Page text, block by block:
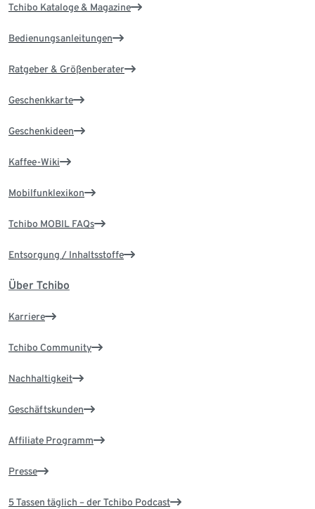
Tchibo Kataloge & Magazine
Bedienungsanleitungen
Ratgeber & Größenberater
Geschenkkarte
Geschenkideen
Kaffee-Wiki
Mobilfunklexikon
Tchibo MOBIL FAQs
Entsorgung / Inhaltsstoffe
Über Tchibo
Karriere
Tchibo Community
Nachhaltigkeit
Geschäftskunden
Affiliate Programm
Presse
5 Tassen täglich – der Tchibo Podcast